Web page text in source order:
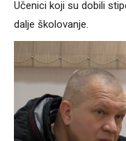
Učenici koji su dobili
dalje školovanje.